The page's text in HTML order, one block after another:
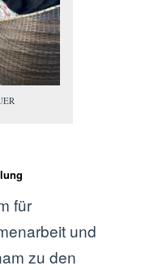
für
und
zu den